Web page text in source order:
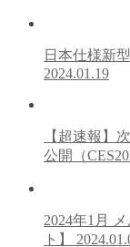
日本仕様新
2024.01.19
【超速報】
公開（
2024年1月
ト】